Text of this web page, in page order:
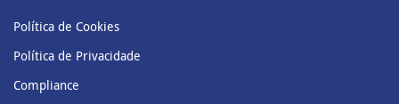
Política de Cookies
Política de Privacidade
Compliance